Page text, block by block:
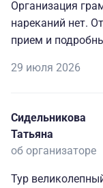
Организация
нареканий нет.
прием и
29 июля 2026
Сидельникова
Татьяна
об организаторе
Тур